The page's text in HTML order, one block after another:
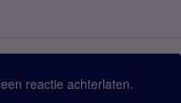
reactie achterlaten.